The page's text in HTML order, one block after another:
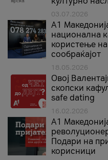
03.07.2026
A1
национална
користење на
сообраќајот
18.05.2026
Овој
скопски
safe dating
16.02.2026
А1
Подари на
корисници